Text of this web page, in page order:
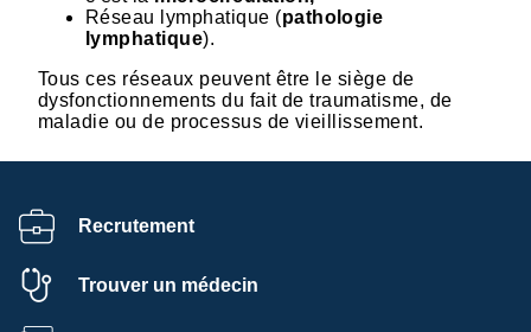
Réseau lymphatique (pathologie
lymphatique).
Tous ces réseaux peuvent être le siège de
dysfonctionnements du fait de traumatisme, de
maladie ou de processus de vieillissement.
Recrutement
Trouver un médecin